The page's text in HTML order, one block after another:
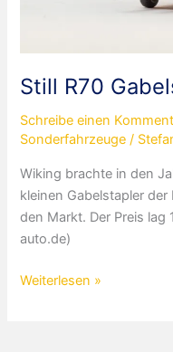
Still R70
Schreibe einen
Sonderfahrzeuge /
Wiking brachte in den
kleinen Gabelstapler
den Markt. Der Preis
auto.de)
Still
Weiterlesen »